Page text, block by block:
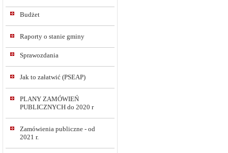
Budżet
Raporty o stanie gminy
Sprawozdania
Jak to załatwić (PSEAP)
PLANY ZAMÓWIEŃ
PUBLICZNYCH do 2020 r
Zamówienia publiczne - od
2021 r.